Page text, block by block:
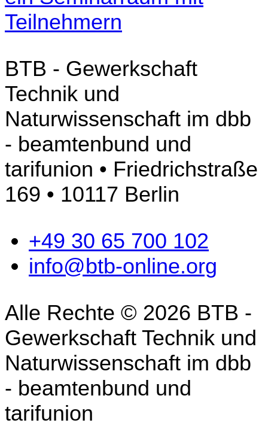
BTB - Gewerkschaft
Technik und
Naturwissenschaft im dbb
- beamtenbund und
tarifunion • Friedrichstraße
169 • 10117 Berlin
+49 30 65 700 102
info@btb-online.org
Alle Rechte © 2026 BTB -
Gewerkschaft Technik und
Naturwissenschaft im dbb
- beamtenbund und
tarifunion